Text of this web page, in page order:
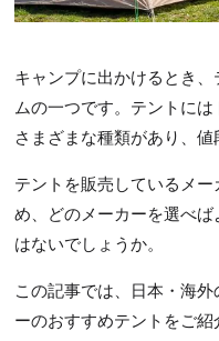
キャンプに出かけるとき
ムの一つです。テントに
さまざまな種類があり、値
テントを販売しているメ
め、どのメーカーを選べ
はないでしょうか。
この記事では、日本・海
ーのおすすめテントをご